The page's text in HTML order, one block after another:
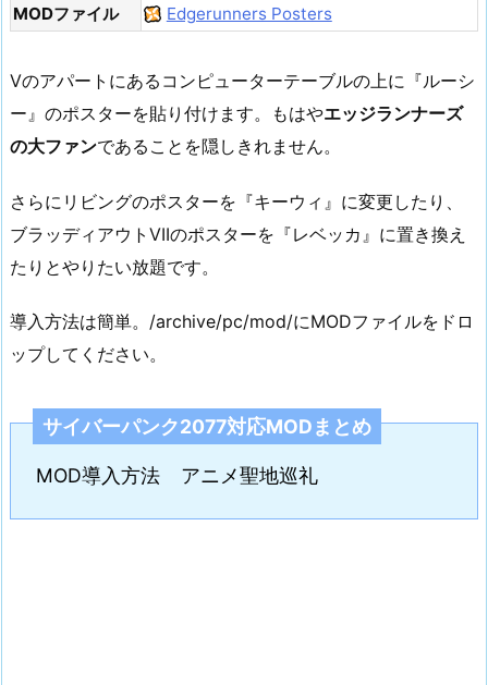
MODファイル
Edgerunners Posters
Vのアパートにあるコンピューターテーブルの上に『ルーシ
ー』のポスターを貼り付けます。もはやエッジランナーズ
の大ファンであることを隠しきれません。
さらにリビングのポスターを『キーウィ』に変更したり、
ブラッディアウトVIIのポスターを『レベッカ』に置き換え
たりとやりたい放題です。
導入方法は簡単。/archive/pc/mod/にMODファイルをドロ
ップしてください。
サイバーパンク2077対応MODまとめ
MOD導入方法 アニメ聖地巡礼